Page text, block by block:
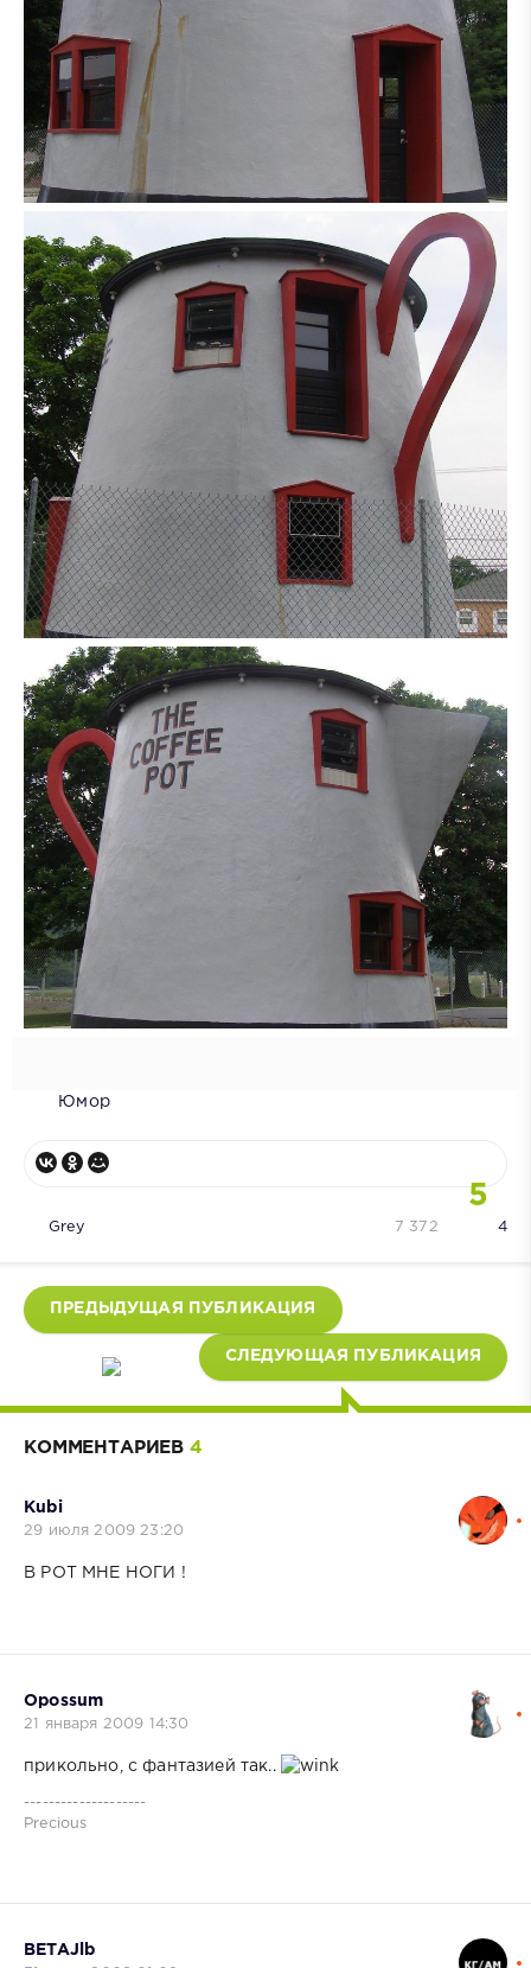
Юмор
5
Grey 4
7 372
ПРЕДЫДУЩАЯ ПУБЛИКАЦИЯ
СЛЕДУЮЩАЯ ПУБЛИКАЦИЯ
КОММЕНТАРИЕВ 4
Kubi
29 июля 2009 23:20
В РОТ МНЕ НОГИ !
Opossum
21 января 2009 14:30
прикольно, с фантазией так..
--------------------
Precious
BETAJlb